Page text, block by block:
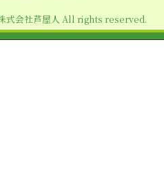
式会社芦屋人 All rights reserved.